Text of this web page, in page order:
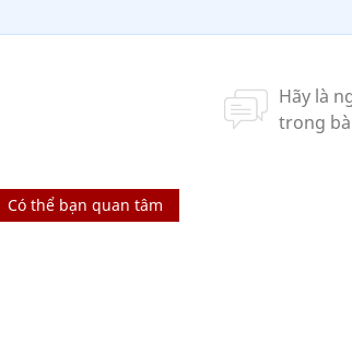
Có thể bạn quan tâm